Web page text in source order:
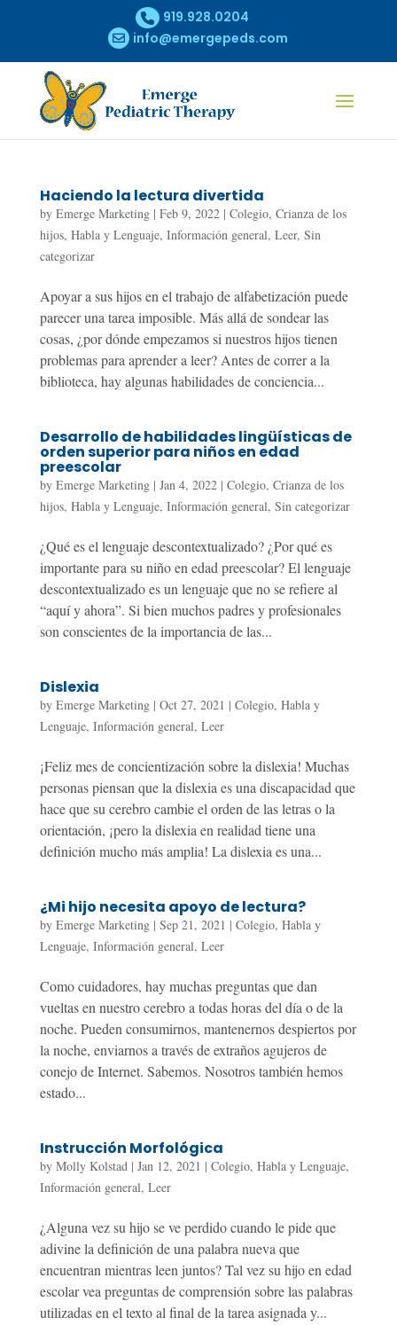
919.928.0204
info@emergepeds.com
Haciendo la lectura divertida
by Emerge Marketing| Feb 9, 2022| Colegio, Crianza de los
hijos, Habla y Lenguaje, Información general, Leer, Sin
categorizar
Apoyar a sus hijos en el trabajo de alfabetización puede
parecer una tarea imposible. Más allá de sondear las
cosas, ¿por dónde empezamos si nuestros hijos tienen
problemas para aprender a leer? Antes de correr a la
biblioteca, hay algunas habilidades de conciencia...
Desarrollo de habilidades lingüísticas de
orden superior para niños en edad
preescolar
by Emerge Marketing| Jan 4, 2022| Colegio, Crianza de los
hijos, Habla y Lenguaje, Información general, Sin categorizar
¿Qué es el lenguaje descontextualizado? ¿Por qué es
importante para su niño en edad preescolar? El lenguaje
descontextualizado es un lenguaje que no se refiere al
“aquí y ahora”. Si bien muchos padres y profesionales
son conscientes de la importancia de las...
Dislexia
by Emerge Marketing| Oct 27, 2021 | Colegio, Habla y
Lenguaje, Información general, Leer
¡Feliz mes de concientización sobre la dislexia! Muchas
personas piensan que la dislexia es una discapacidad que
hace que su cerebro cambie el orden de las letras o la
orientación, ¡pero la dislexia en realidad tiene una
definición mucho más amplia! La dislexia es una...
¿Mi hijo necesita apoyo de lectura?
by Emerge Marketing| Sep 21, 2021 | Colegio, Habla y
Lenguaje, Información general, Leer
Como cuidadores, hay muchas preguntas que dan
vueltas en nuestro cerebro a todas horas del día o de la
noche. Pueden consumirnos, mantenernos despiertos por
la noche, enviarnos a través de extraños agujeros de
conejo de Internet. Sabemos. Nosotros también hemos
estado...
Instrucción Morfológica
by Molly Kolstad| Jan 12, 2021 | Colegio, Habla y Lenguaje,
Información general, Leer
¿Alguna vez su hijo se ve perdido cuando le pide que
adivine la definición de una palabra nueva que
encuentran mientras leen juntos? Tal vez su hijo en edad
escolar vea preguntas de comprensión sobre las palabras
utilizadas en el texto al final de la tarea asignada y...